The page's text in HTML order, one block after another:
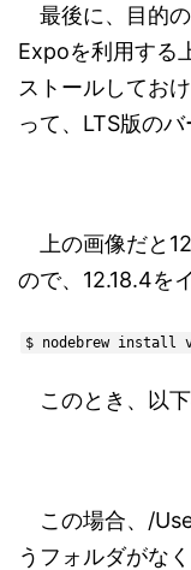
最後に、目的の
Expoを利用する
ストールしてお
って、LTS版のバ
上の画像だと
ので、12.18.4を
$ nodebrew install
このとき、以下
この場合、/
うフォルダがな